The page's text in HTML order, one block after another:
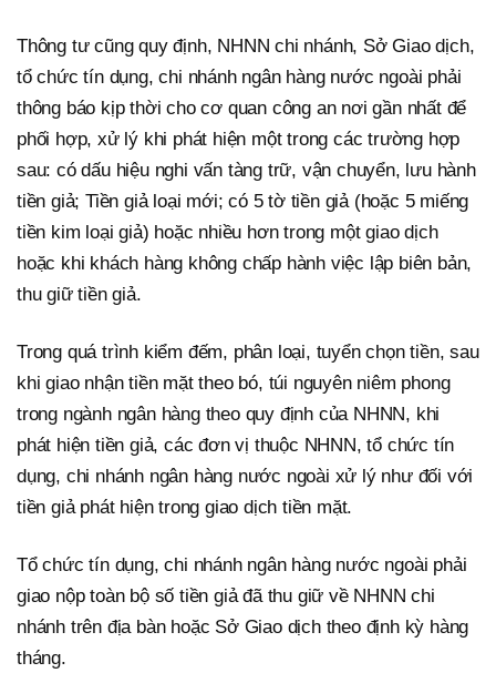
Thông tư cũng quy định, NHNN chi nhánh, Sở Giao dịch,
tổ chức tín dụng, chi nhánh ngân hàng nước ngoài phải
thông báo kịp thời cho cơ quan công an nơi gần nhất để
phối hợp, xử lý khi phát hiện một trong các trường hợp
sau: có dấu hiệu nghi vấn tàng trữ, vận chuyển, lưu hành
tiền giả; Tiền giả loại mới; có 5 tờ tiền giả (hoặc 5 miếng
tiền kim loại giả) hoặc nhiều hơn trong một giao dịch
hoặc khi khách hàng không chấp hành việc lập biên bản,
thu giữ tiền giả.
Trong quá trình kiểm đếm, phân loại, tuyển chọn tiền, sau
khi giao nhận tiền mặt theo bó, túi nguyên niêm phong
trong ngành ngân hàng theo quy định của NHNN, khi
phát hiện tiền giả, các đơn vị thuộc NHNN, tổ chức tín
dụng, chi nhánh ngân hàng nước ngoài xử lý như đối với
tiền giả phát hiện trong giao dịch tiền mặt.
Tổ chức tín dụng, chi nhánh ngân hàng nước ngoài phải
giao nộp toàn bộ số tiền giả đã thu giữ về NHNN chi
nhánh trên địa bàn hoặc Sở Giao dịch theo định kỳ hàng
tháng.